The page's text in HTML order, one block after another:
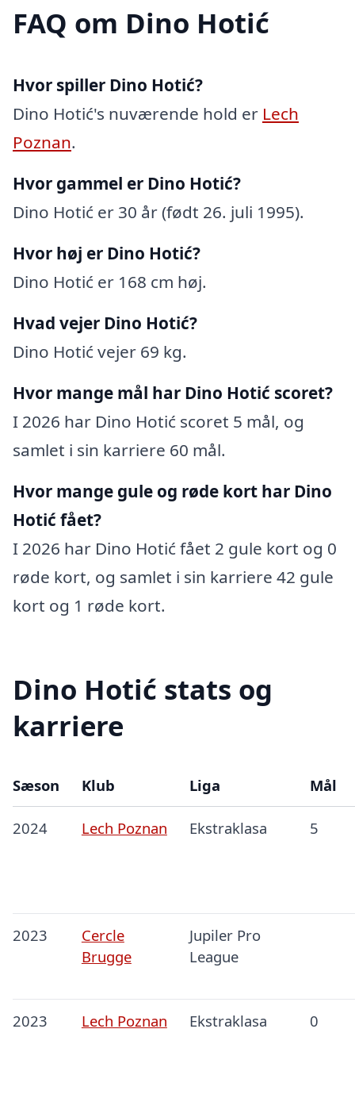
FAQ om Dino Hotić
Hvor spiller Dino Hotić?
Dino Hotić's nuværende hold er Lech
Poznan.
Hvor gammel er Dino Hotić?
Dino Hotić er 30 år (født 26. juli 1995).
Hvor høj er Dino Hotić?
Dino Hotić er 168 cm høj.
Hvad vejer Dino Hotić?
Dino Hotić vejer 69 kg.
Hvor mange mål har Dino Hotić scoret?
I 2026 har Dino Hotić scoret 5 mål, og
samlet i sin karriere 60 mål.
Hvor mange gule og røde kort har Dino
Hotić fået?
I 2026 har Dino Hotić fået 2 gule kort og 0
røde kort, og samlet i sin karriere 42 gule
kort og 1 røde kort.
Dino Hotić stats og
karriere
Sæson Klub Liga Mål
2024 Lech Poznan Ekstraklasa 5
2023
Cercle
Brugge
Jupiler Pro
League
2023 Lech Poznan Ekstraklasa 0